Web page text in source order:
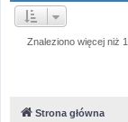
Znaleziono więcej niż
Strona główna